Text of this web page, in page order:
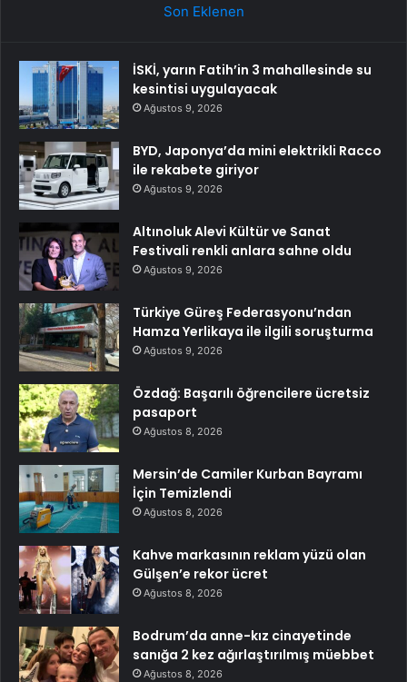
Son Eklenen
İSKİ, yarın Fatih’in 3 mahallesinde su
kesintisi uygulayacak
Ağustos 9, 2026
BYD, Japonya’da mini elektrikli Racco
ile rekabete giriyor
Ağustos 9, 2026
Altınoluk Alevi Kültür ve Sanat
Festivali renkli anlara sahne oldu
Ağustos 9, 2026
Türkiye Güreş Federasyonu’ndan
Hamza Yerlikaya ile ilgili soruşturma
Ağustos 9, 2026
Özdağ: Başarılı öğrencilere ücretsiz
pasaport
Ağustos 8, 2026
Mersin’de Camiler Kurban Bayramı
İçin Temizlendi
Ağustos 8, 2026
Kahve markasının reklam yüzü olan
Gülşen’e rekor ücret
Ağustos 8, 2026
Bodrum’da anne-kız cinayetinde
sanığa 2 kez ağırlaştırılmış müebbet
Ağustos 8, 2026